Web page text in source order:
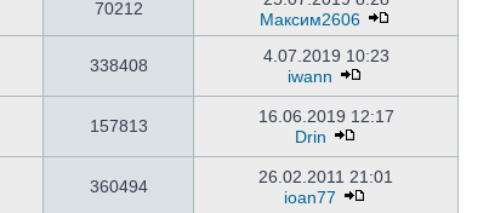
70212
Максим2606
338408
4.07.2019 10:23
iwann
157813
16.06.2019 12:17
Drin
360494
26.02.2011 21:01
ioan77